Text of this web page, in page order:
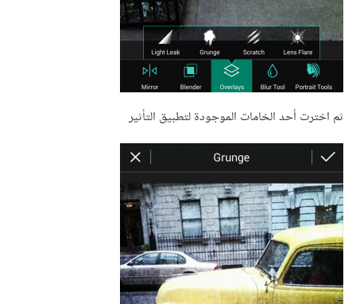
ثم اخترت أحد الخامات الموجودة لتطبيق التأثير